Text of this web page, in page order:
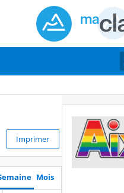
Imprimer
Mois